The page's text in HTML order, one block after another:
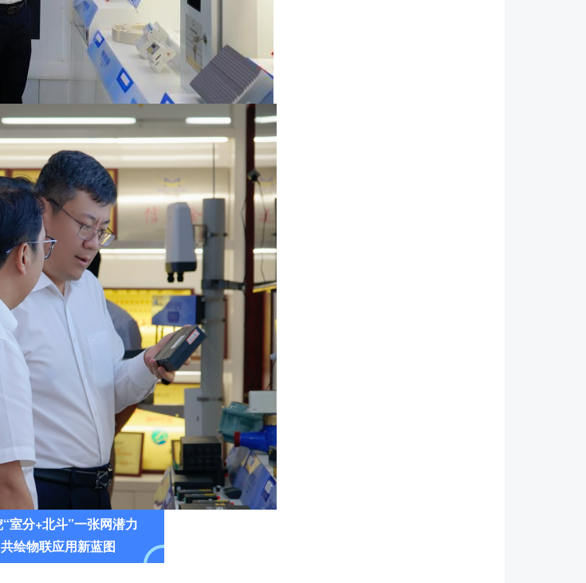
室分+北斗”一张网潜力
共绘物联应用新蓝图